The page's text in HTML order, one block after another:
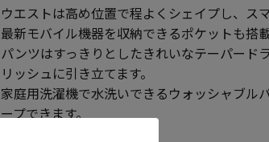
ウエストは高め位置で程よくシェイプし、ス
最新モバイル機器を収納できるポケットも搭
パンツはすっきりとしたきれいなテーパード
リッシュに引き立てます。
家庭用洗濯機で水洗いできるウォッシャブル
ープできます。